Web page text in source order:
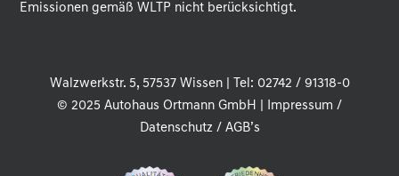
Emissionen gemäß WLTP nicht berücksichtigt.
Walzwerkstr. 5, 57537 Wissen | Tel: 02742 / 91318-0
© 2025 Autohaus Ortmann GmbH |
Impressum /
Datenschutz / AGB’s